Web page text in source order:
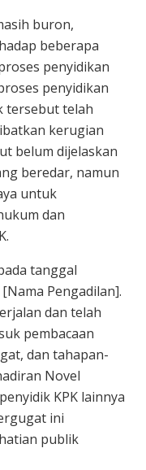
buron,
beberapa
penyidikan
penyidikan
tersebut telah
kerugian
belum dijelaskan
beredar, namun
untuk
dan
tanggal
Pengadilan].
dan telah
pembacaan
dan tahapan-
Novel
KPK lainnya
ini
publik